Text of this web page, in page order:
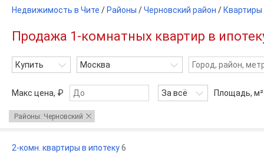
Недвижимость в Чите / Районы /Черновский район / Квартиры
Продажа 1-комнатных квартир в
Купить Москва
Макс цена, ₽ За всё Площадь, м²
Районы: Черновский
2-комн. квартиры в ипотеку6